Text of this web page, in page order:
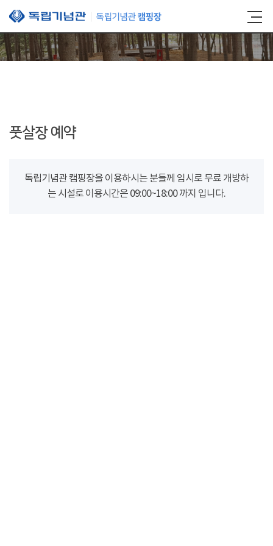
본문 바로가기
풋살장 예약
독립기념관 캠핑장을 이용하시는 분들께 임시로 무료 개방하
는 시설로 이용시간은 09:00~18:00 까지 입니다.